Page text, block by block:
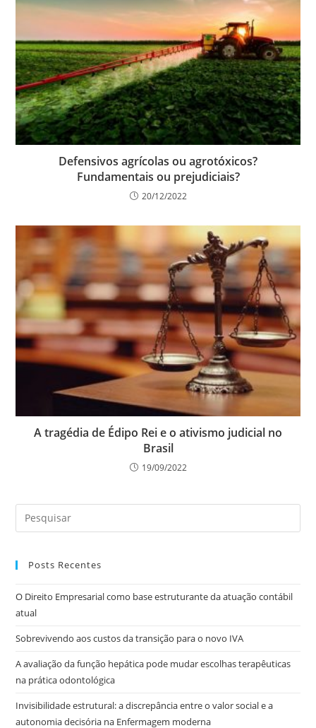
Defensivos agrícolas ou agrotóxicos?
Fundamentais ou prejudiciais?
20/12/2022
A tragédia de Édipo Rei e o ativismo judicial no
Brasil
19/09/2022
Posts Recentes
O Direito Empresarial como base estruturante da atuação contábil
atual
Sobrevivendo aos custos da transição para o novo IVA
A avaliação da função hepática pode mudar escolhas terapêuticas
na prática odontológica
Invisibilidade estrutural: a discrepância entre o valor social e a
autonomia decisória na Enfermagem moderna